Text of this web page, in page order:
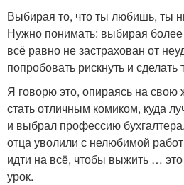
Выбирая то, что ты любишь, ты
Нужно понимать: выбирая более
всё равно не застрахован от
попробовать рискнуть и
Я говорю это, опираясь на
стать отличным комиком, куда
и выбрал профессию
отца уволили с нелюбимой
идти на всё, чтобы выжить …
урок.